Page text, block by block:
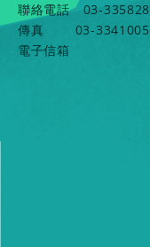
聯絡電話
03-
傳真
03-3341005
電子信箱